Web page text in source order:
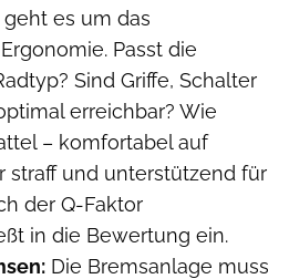
geht es um das
Passt die
Sind Griffe, Schalter
erreichbar? Wie
– komfortabel auf
straff und unterstützend für
der Q-Faktor
in die Bewertung ein.
Die Bremsanlage muss